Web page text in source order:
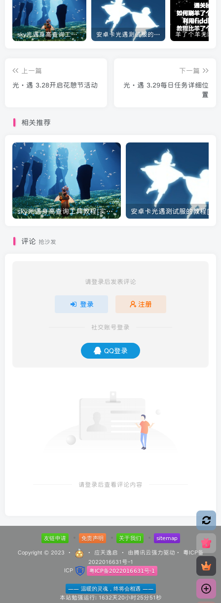
sky光遇身高查询工具教程[实用工具] 安卓卡光遇测试服的教程[光遇]
上一篇
光·遇 3.28开启花憩节活动
下一篇
光·遇 3.29每日任务详细位
置
相关推荐
sky光遇身高查询工具教程[实用工具] 安卓卡光遇测试服的教程[光
评论 抢沙发
请登录后发表评论
登录 注册
社交账号登录
QQ登录
请登录后查看评论内容
Copyright © 2023 · · 应天逸启 · 由 腾讯云强力驱动· 粤ICP备
2022016631号-1
ICP
本站勉强运行: 1632天20小时25分53秒